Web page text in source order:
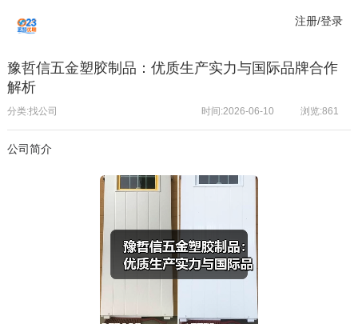
注册/登录
豫哲信五金塑胶制品：优质生产实力与国际品牌合作
解析
分类:找公司 浏览:861
时间:2026-06-10
公司简介